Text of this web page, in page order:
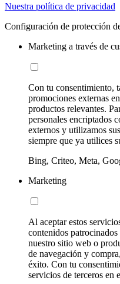
Nuestra política de privacidad
Configuración de protección
Marketing a través de
Con tu consentimiento,
promociones externas
productos relevantes.
personales encriptados
externos y utilizamos
siempre que ya utilices
Bing, Criteo, Meta,
Marketing
Al aceptar estos
contenidos
nuestro sitio web o
de navegación y
éxito. Con tu
servicios de terceros en